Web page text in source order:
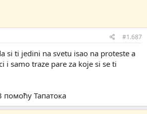
#1.687
si ti jedini na svetu isao na proteste a
i samo traze pare za koje si se ti
помоћу Тапатока